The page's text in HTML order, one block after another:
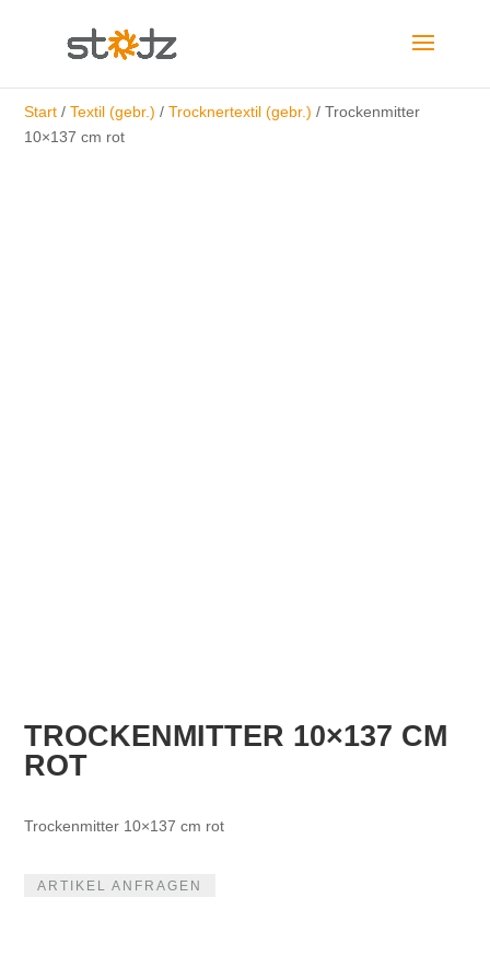
Start /Textil (gebr.) /Trocknertextil (gebr.) / Trockenmitter
10×137 cm rot
TROCKENMITTER 10×137 CM
ROT
Trockenmitter 10×137 cm rot
ARTIKEL ANFRAGEN